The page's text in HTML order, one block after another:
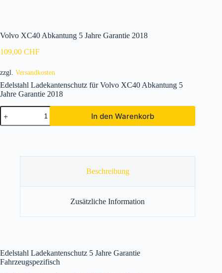
Volvo XC40 Abkantung 5 Jahre Garantie 2018
109,00 CHF
zzgl. Versandkosten
Edelstahl Ladekantenschutz für Volvo XC40 Abkantung 5
Jahre Garantie 2018
Volvo
XC40
Abkantung
In den Warenkorb
Beschreibung
Zusätzliche Information
Edelstahl Ladekantenschutz 5 Jahre Garantie
Fahrzeugspezifisch